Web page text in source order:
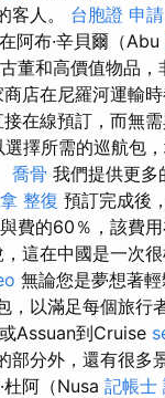
客人。 台胞證 申請
在阿布·辛貝爾（Abu
董和高價值物品
商店在尼羅河運輸
在線預訂，而無
擇所需的巡航包
喬骨 我們提供更多
整復 預訂完成後
費的60％，該費
這在中國是一次
無論您是夢想著
，以滿足每個旅行
Assuan到Cruise
部分外，還有很多
杜阿（Nusa 記帳士